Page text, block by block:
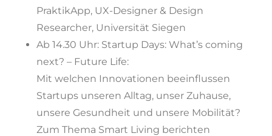
PraktikApp, UX-Designer & Design
Researcher, Universität Siegen
Ab 14.30 Uhr: Startup Days: What’s coming
next? – Future Life:
Mit welchen Innovationen beeinflussen
Startups unseren Alltag, unser Zuhause,
unsere Gesundheit und unsere Mobilität?
Zum Thema Smart Living berichten